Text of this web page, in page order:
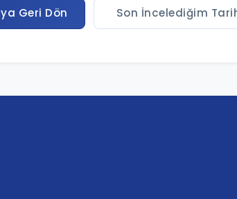
Geri Dön Son İncelediğim